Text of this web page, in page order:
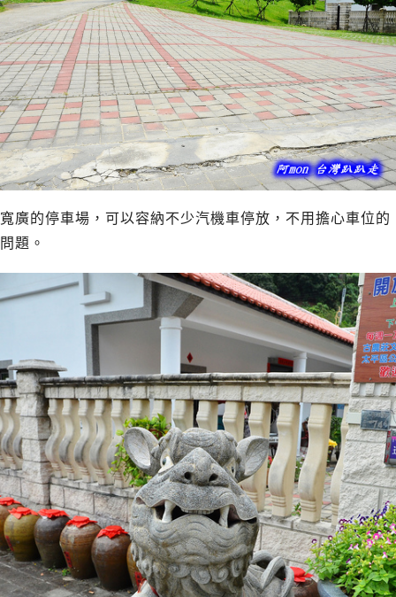
寬廣的停車場，可以容納不少汽機車停放，不用擔心車位的
問題。